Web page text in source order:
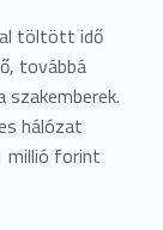
töltött idő
továbbá
hálózat
millió forint